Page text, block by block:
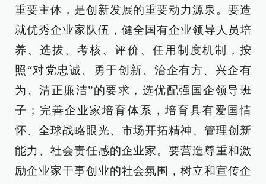
重要主体，是创新发展的重要动力源泉。要造
就优秀企业家队伍，健全国有企业领导人员培
养、选拔、考核、评价、任用制度机制，按
照“对党忠诚、勇于创新、治企有方、兴企有
为、清正廉洁”的要求，选优配强国企领导班
子；完善企业家培育体系，培育具有爱国情
怀、全球战略眼光、市场开拓精神、管理创新
能力、社会责任感的企业家。要营造尊重和激
励企业家干事创业的社会氛围，树立和宣传企